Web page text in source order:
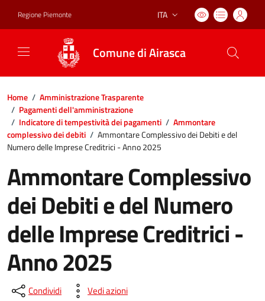
Regione Piemonte Lingua attiva:
ITA
Comune di Airasca
Home / Amministrazione Trasparente
/ Pagamenti dell'amministrazione
/ Indicatore di tempestività dei pagamenti / Ammontare
complessivo dei debiti / Ammontare Complessivo dei Debiti e del
Numero delle Imprese Creditrici - Anno 2025
Ammontare Complessivo
dei Debiti e del Numero
delle Imprese Creditrici -
Anno 2025
Condividi Vedi azioni